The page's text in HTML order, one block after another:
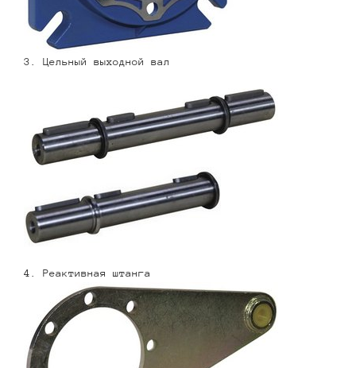
3. Цельный выходной вал
4. Реактивная штанга